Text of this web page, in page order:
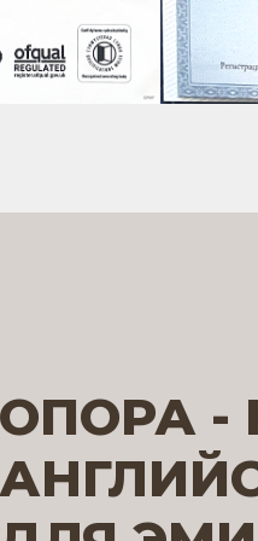
ОПОРА -